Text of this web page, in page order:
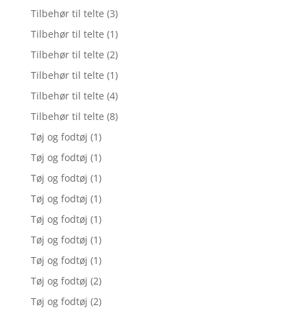
Tilbehør til telte (3)
Tilbehør til telte (1)
Tilbehør til telte (2)
Tilbehør til telte (1)
Tilbehør til telte (4)
Tilbehør til telte (8)
Tøj og fodtøj (1)
Tøj og fodtøj (1)
Tøj og fodtøj (1)
Tøj og fodtøj (1)
Tøj og fodtøj (1)
Tøj og fodtøj (1)
Tøj og fodtøj (1)
Tøj og fodtøj (2)
Tøj og fodtøj (2)